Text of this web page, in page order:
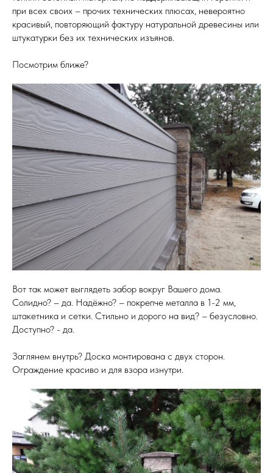
при всех своих – прочих технических плюсах, невероятно
красивый, повторяющий фактуру натуральной древесины или
штукатурки без их технических изъянов.
Посмотрим ближе?
Вот так может выглядеть забор вокруг Вашего дома.
Солидно? – да. Надёжно? – покрепче металла в 1-2 мм,
штакетника и сетки. Стильно и дорого на вид? – безусловно.
Доступно? - да.
Заглянем внутрь? Доска монтирована с двух сторон.
Ограждение красиво и для взора изнутри.